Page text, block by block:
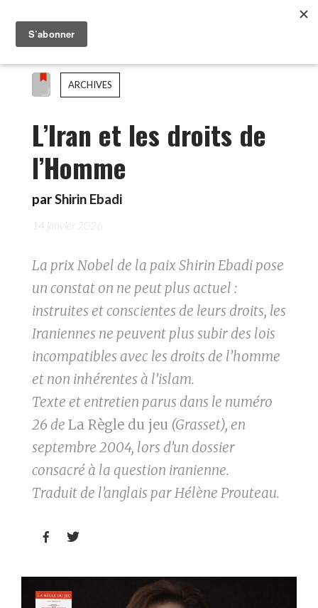
ARCHIVES
L’Iran et les droits de
l’Homme
parShirin Ebadi
14 janvier 2026
La prix Nobel de la paix Shirin Ebadi pose
un constat on ne peut plus actuel :
instruites et conscientes de leurs droits, les
Iraniennes ne peuvent plus subir des lois
incompatibles avec les droits de l’homme
et non inhérentes à l’islam.
Texte et entretien parus dans le numéro
26 de La Règle du jeu (Grasset), en
septembre 2004, lors d’un dossier
consacré à la question iranienne.
Traduit de l’anglais par Hélène Prouteau.
 